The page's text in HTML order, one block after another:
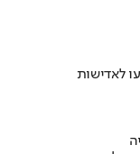
לאדישות